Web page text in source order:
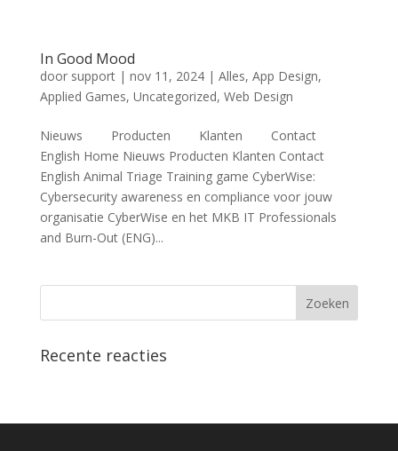
In Good Mood
door support| nov 11, 2024| Alles, App Design,
Applied Games, Uncategorized, Web Design
Nieuws Producten Klanten Contact
English Home Nieuws Producten Klanten Contact
English Animal Triage Training game CyberWise:
Cybersecurity awareness en compliance voor jouw
organisatie CyberWise en het MKB IT Professionals
and Burn-Out (ENG)...
Recente reacties